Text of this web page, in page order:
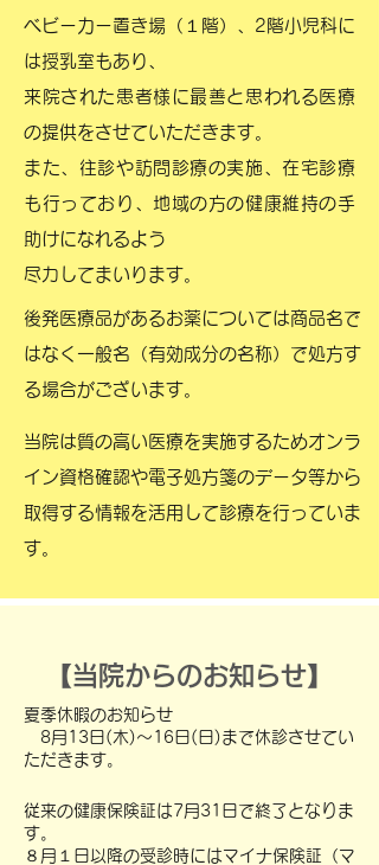
ベビーカー置き場（１階）、2階小児科に
は授乳室もあり、
来院された患者様に最善と思われる医療
の提供をさせていただきます。
また、往診や訪問診療の実施、在宅診療
も行っており、地域の方の健康維持の手
助けになれるよう
尽力してまいります。
後発医療品があるお薬については商品名で
はなく一般名（有効成分の名称）で処方す
る場合がございます。
当院は質の高い医療を実施するためオンラ
イン資格確認や電子処方箋のデータ等から
取得する情報を活用して診療を行っていま
す。
【当院からのお知らせ】
夏季休暇のお知らせ
8月13日(木)～16日(日)まで休診させてい
ただきます。
従来の健康保険証は7月31日で終了となりま
す。
８月１日以降の受診時にはマイナ保険証（マ